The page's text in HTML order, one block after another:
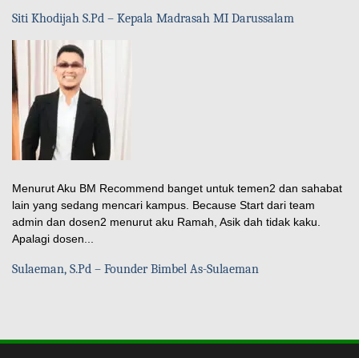
Siti Khodijah S.Pd – Kepala Madrasah MI Darussalam
Menurut Aku BM Recommend banget untuk temen2 dan sahabat
lain yang sedang mencari kampus. Because Start dari team
admin dan dosen2 menurut aku Ramah, Asik dah tidak kaku.
Apalagi dosen...
Sulaeman, S.Pd – Founder Bimbel As-Sulaeman